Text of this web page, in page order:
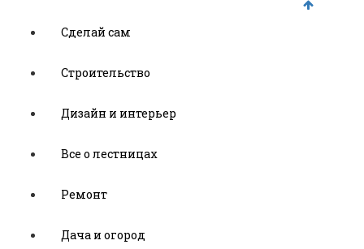
Сделай сам
Строительство
Дизайн и интерьер
Все о лестницах
Ремонт
Дача и огород